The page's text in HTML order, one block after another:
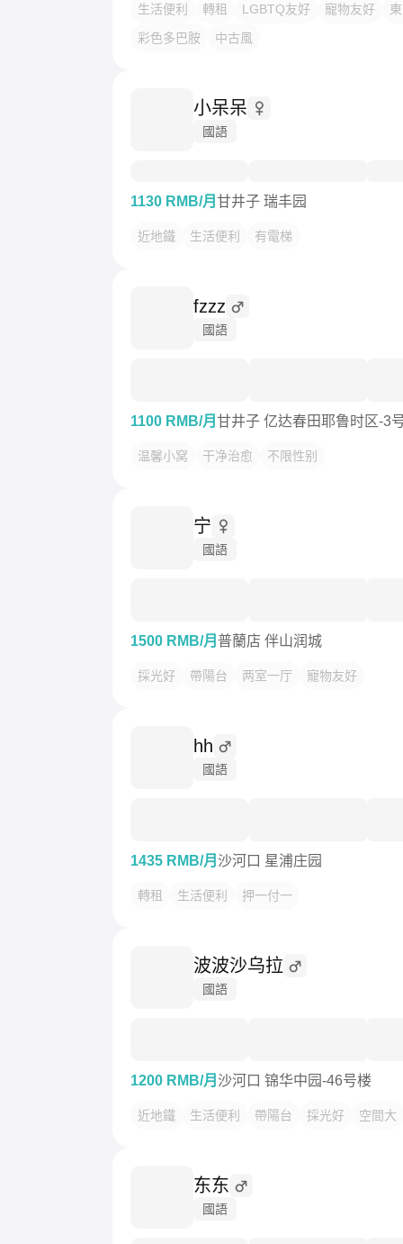
生活便利 轉租 LGBTQ友好 寵物友好
彩色多巴胺
中古風
小呆呆
國語
1130 RMB/月 甘井子 瑞丰园
近地鐵 生活便利 有電梯
fzzz
國語
1100 RMB/月 甘井子 亿达春田耶鲁时区-3
温馨小窝 干净治愈 不限性别
宁
國語
1500 RMB/月 普蘭店 伴山润城
採光好 帶陽台 两室一厅 寵物友好
hh
國語
1435 RMB/月 沙河口 星浦庄园
轉租 生活便利 押一付一
波波沙乌拉
國語
1200 RMB/月 沙河口 锦华中园-46号楼
近地鐵 生活便利 帶陽台 採光好 空間大
东东
國語